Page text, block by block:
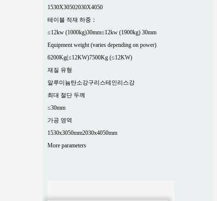
1530X30502030X4050
테이블 적재 하중：
≤12kw (1000kg)30mm≤12kw (1900kg) 30mm
Equipment weight (varies depending on power)
6200Kg(≤12KW)7500Kg (≤12KW)
재질 유형
알루미늄탄소강구리스테인리스강
최대 절단 두께
≤30mm
가공 영역
1530x3050mm2030x4050mm
More parameters